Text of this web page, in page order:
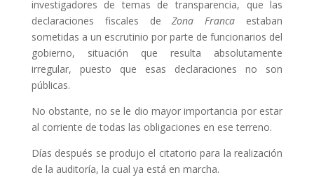
investigadores de temas de transparencia, que las
declaraciones fiscales deZona Franca estaban
sometidas a un escrutinio por parte de funcionarios del
gobierno, situación que resulta absolutamente
irregular, puesto que esas declaraciones no son
públicas.
No obstante, no se le dio mayor importancia por estar
al corriente de todas las obligaciones en ese terreno.
Días después se produjo el citatorio para la realización
de la auditoría, la cual ya está en marcha.